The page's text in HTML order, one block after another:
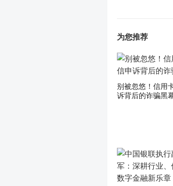
为您推荐
别被忽悠！信用
诉背后的诈骗黑